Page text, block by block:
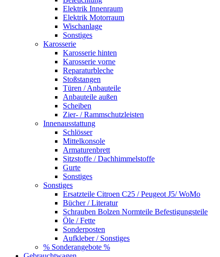
Elektrik Innenraum
Elektrik Motorraum
Wischanlage
Sonstiges
Karosserie
Karosserie hinten
Karosserie vorne
Reparaturbleche
Stoßstangen
Türen / Anbauteile
Anbauteile außen
Scheiben
Zier- / Rammschutzleisten
Innenausstattung
Schlösser
Mittelkonsole
Armaturenbrett
Sitzstoffe / Dachhimmelstoffe
Gurte
Sonstiges
Sonstiges
Ersatzteile Citroen C25 / Peugeot J5/ WoMo
Bücher / Literatur
Schrauben Bolzen Normteile Befestigungsteile
Öle / Fette
Sonderposten
Aufkleber / Sonstiges
% Sonderangebote %